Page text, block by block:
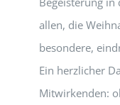
allen, die
besondere,
Ein herzlicher
Mitwirkenden: